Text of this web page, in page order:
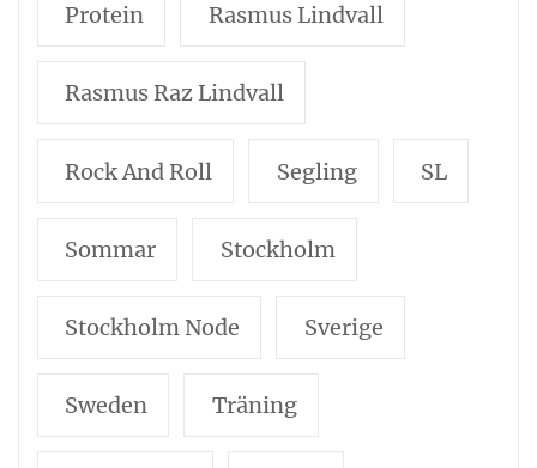
Protein Rasmus Lindvall
Rasmus Raz Lindvall
Rock And Roll Segling SL
Sommar Stockholm
Stockholm Node Sverige
Sweden Träning